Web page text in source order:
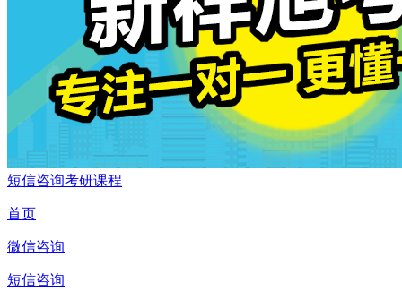
短信咨询考研课程
首页
微信咨询
短信咨询